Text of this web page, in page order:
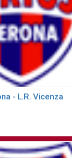
- L.R. Vicenza